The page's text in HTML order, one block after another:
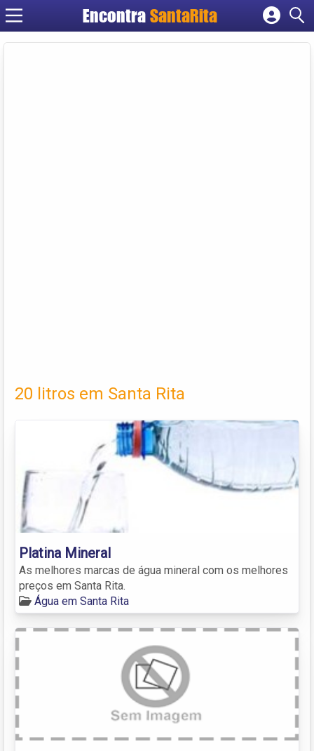
EncontraSantaRita
Cadastrar empresa
20 litros em Santa Rita
Platina Mineral
As melhores marcas de água mineral com os melhores
preços em Santa Rita.
Água em Santa Rita